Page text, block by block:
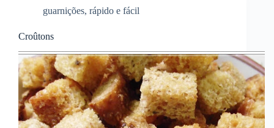
guarnições, rápido e fácil
Croûtons